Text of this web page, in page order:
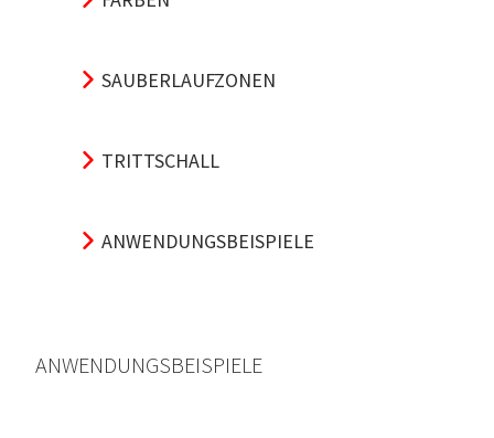
SAUBERLAUFZONEN
TRITTSCHALL
ANWENDUNGSBEISPIELE
ANWENDUNGSBEISPIELE